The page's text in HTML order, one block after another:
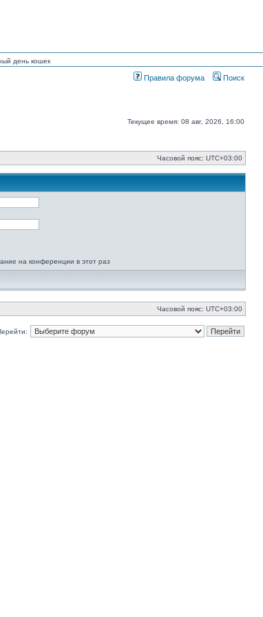
день кошек
Правила форума Поиск
Текущее время: 08 авг, 2026, 16:00
Часовой пояс: UTC+03:00
на конференции в этот раз
Часовой пояс: UTC+03:00